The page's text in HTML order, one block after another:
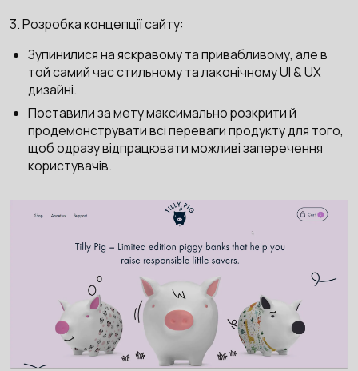
3. Розробка концепції сайту:
Зупинилися на яскравому та привабливому, але в
той самий час стильному та лаконічному UI & UX
дизайні.
Поставили за мету максимально розкрити й
продемонструвати всі переваги продукту для того,
щоб одразу відпрацювати можливі заперечення
користувачів.